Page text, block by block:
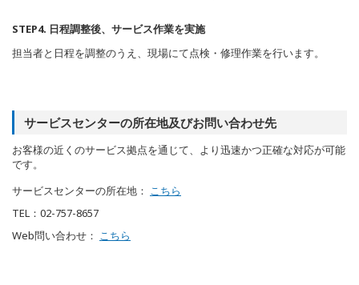
STEP4. 日程調整後、サービス作業を実施
担当者と日程を調整のうえ、現場にて点検・修理作業を行います。
サービスセンターの所在地及びお問い合わせ先
お客様の近くのサービス拠点を通じて、より迅速かつ正確な対応が可能
です。
サービスセンターの所在地： こちら
TEL：02-757-8657
Web問い合わせ： こちら